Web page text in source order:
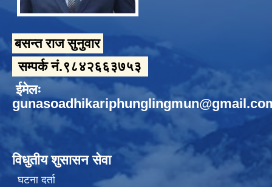
बसन्त राज सुनुवार
सम्पर्क नं.९८४२६६३७५३
ईमेलः
विधुतीय शुसासन सेवा
घटना दर्ता